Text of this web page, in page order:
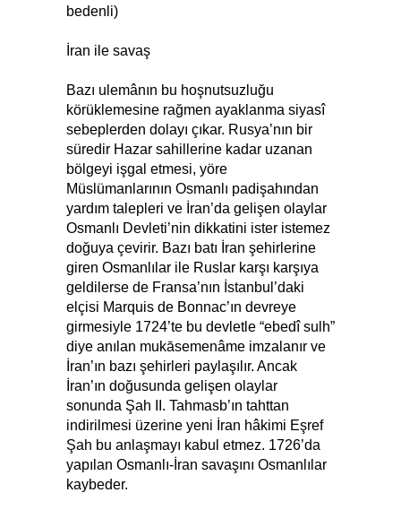
bedenli)
İran ile savaş
Bazı ulemânın bu hoşnutsuzluğu
körüklemesine rağmen ayaklanma siyasî
sebeplerden dolayı çıkar. Rusya’nın bir
süredir Hazar sahillerine kadar uzanan
bölgeyi işgal etmesi, yöre
Müslümanlarının Osmanlı padişahından
yardım talepleri ve İran’da gelişen olaylar
Osmanlı Devleti’nin dikkatini ister istemez
doğuya çevirir. Bazı batı İran şehirlerine
giren Osmanlılar ile Ruslar karşı karşıya
geldilerse de Fransa’nın İstanbul’daki
elçisi Marquis de Bonnac’ın devreye
girmesiyle 1724’te bu devletle “ebedî sulh”
diye anılan mukāsemenâme imzalanır ve
İran’ın bazı şehirleri paylaşılır. Ancak
İran’ın doğusunda gelişen olaylar
sonunda Şah II. Tahmasb’ın tahttan
indirilmesi üzerine yeni İran hâkimi Eşref
Şah bu anlaşmayı kabul etmez. 1726’da
yapılan Osmanlı-İran savaşını Osmanlılar
kaybeder.